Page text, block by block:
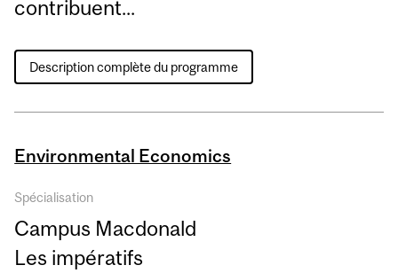
contribuent...
Description complète du programme
Environmental Economics
Spécialisation
Campus Macdonald
Les impératifs